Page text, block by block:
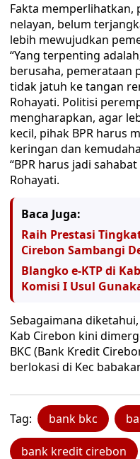
Fakta memperlihatkan,
nelayan, belum
lebih mewujudkan
“Yang terpenting
berusaha, pemerataan
tidak jatuh ke tangan
Rohayati. Politisi
mengharapkan, agar
kecil, pihak BPR harus
keringan dan
“BPR harus jadi
Rohayati.
Baca Juga:
Raih Prestasi
Cirebon Sambangi
Blangko e-KTP di
Komisi I Usul
Sebagaimana diketahui,
Kab Cirebon kini
BKC (Bank Kredit
berlokasi di Kec
Tag: bank bkc
bank kredit cirebon